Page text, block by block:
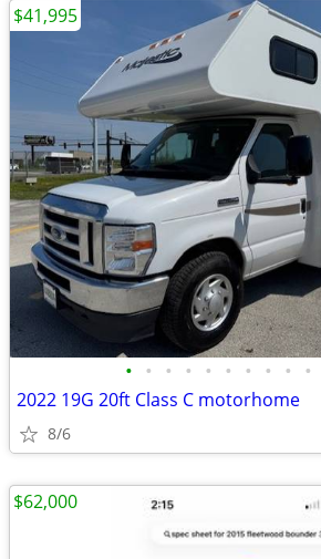
• • • • • • • • • •
2022 19G 20ft Class C motorhome
8/6
$41,995
$62,000